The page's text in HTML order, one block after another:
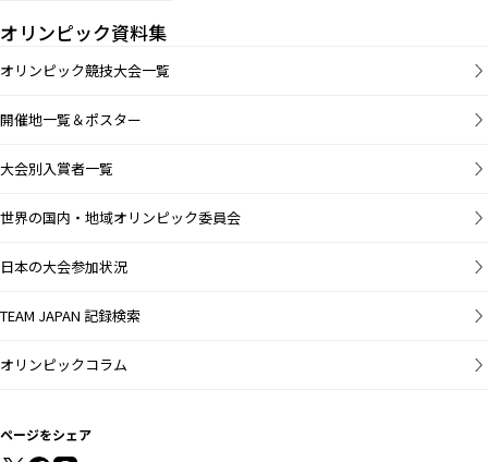
オリンピック資料集
オリンピック競技大会一覧
開催地一覧＆ポスター
大会別入賞者一覧
世界の国内・地域オリンピック委員会
日本の大会参加状況
TEAM JAPAN 記録検索
オリンピックコラム
ページをシェア